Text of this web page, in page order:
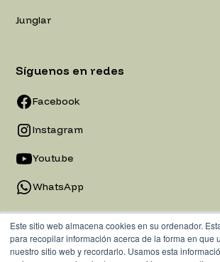
Este sitio web almacena cookies en su ordenador.
para recopilar información acerca de la forma en que
nuestro sitio web y recordarlo. Usamos esta
Junglar
Síguenos en redes
Facebook
Instagram
Youtube
WhatsApp